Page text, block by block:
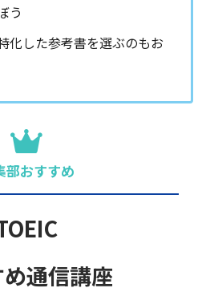
う
化した参考書を選ぶのもお
部おすすめ
通信講座